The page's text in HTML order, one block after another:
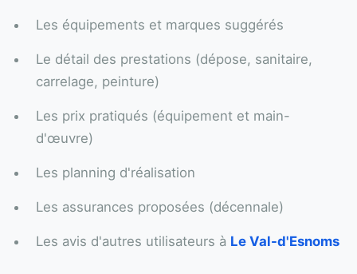
Les équipements et marques suggérés
Le détail des prestations (dépose, sanitaire,
carrelage, peinture)
Les prix pratiqués (équipement et main-
d'œuvre)
Les planning d'réalisation
Les assurances proposées (décennale)
Les avis d'autres utilisateurs à Le Val-d'Esnoms